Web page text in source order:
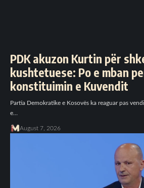
PDK akuzon Kurtin për
kushtetuese: Po e mban
konstituimin e Kuvendit
Partia Demokratike e Kosovës ka reaguar pas
e…
August 7, 2026